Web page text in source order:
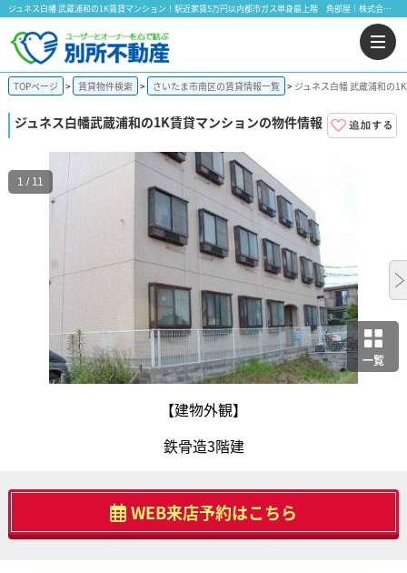
ジュネス白幡 武蔵浦和の1K賃貸マンション！駅近家賃5万円以内都市ガス単身最上階 角部屋｜株式会社 別所不動産
TOPページ 賃貸物件検索 さいたま市南区の賃貸情報一覧 ジュネス白幡 武蔵浦和の
ジュネス白幡武蔵浦和の1K賃貸マンションの物件情報
一覧
【建物外観】
鉄骨造3階建
1 / 11
WEB来店予約はこちら